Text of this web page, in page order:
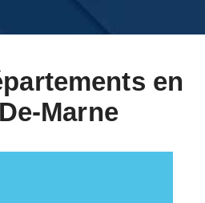
en
Marne